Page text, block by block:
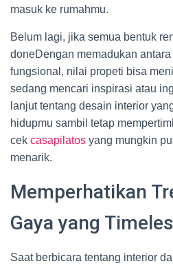
masuk ke rumahmu.
Belum lagi, jika semua bentuk
doneDengan memadukan
fungsional, nilai propeti bisa
sedang mencari inspirasi atau
lanjut tentang desain interior
hidupmu sambil tetap
cek casapilatos yang mungkin
menarik.
Memperhatikan
Gaya yang
Saat berbicara tentang interior